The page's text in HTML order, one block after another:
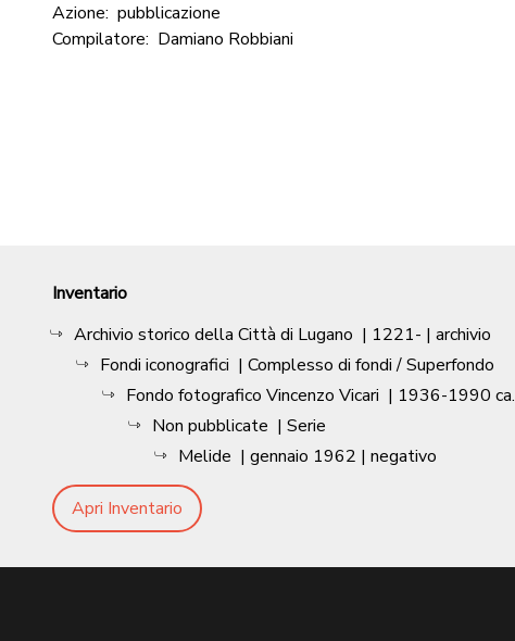
Azione: pubblicazione
Compilatore: Damiano Robbiani
Inventario
Archivio storico della Città di Lugano | 1221- | archivio
Fondi iconografici | Complesso di fondi / Superfondo
Fondo fotografico Vincenzo Vicari | 1936-1990 ca.
Non pubblicate | Serie
Melide | gennaio 1962 | negativo
Apri Inventario